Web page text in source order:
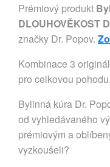
Prémiový produkt
DLOUHOVĚKOST
značky Dr. Popov.
Kombinace 3
pro celkovou
Bylinná kúra Dr.
od vyhledávaného
prémiovým a
vyzkoušeli?